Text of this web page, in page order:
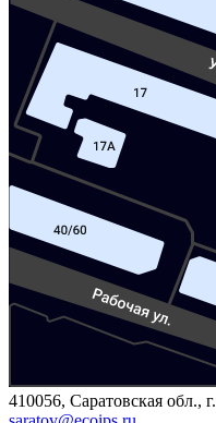
410056, Саратовская обл.,